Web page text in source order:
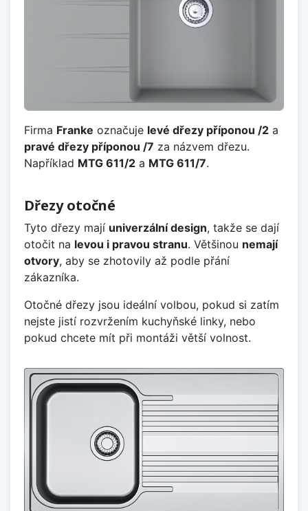
Firma Franke označuje levé dřezy příponou /2 a
pravé dřezy příponou /7 za názvem dřezu.
Například MTG 611/2 a MTG 611/7.
Dřezy otočné
Tyto dřezy mají univerzální design, takže se dají
otočit na levou i pravou stranu. Většinou nemají
otvory, aby se zhotovily až podle přání
zákazníka.
Otočné dřezy jsou ideální volbou, pokud si zatím
nejste jistí rozvržením kuchyňské linky, nebo
pokud chcete mít při montáži větší volnost.